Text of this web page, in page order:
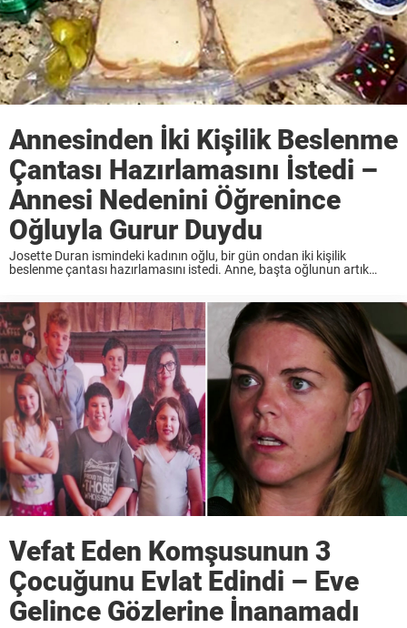
Annesinden İki Kişilik Beslenme
Çantası Hazırlamasını İstedi –
Annesi Nedenini Öğrenince
Oğluyla Gurur Duydu
Josette Duran ismindeki kadının oğlu, bir gün ondan iki kişilik
beslenme çantası hazırlamasını istedi. Anne, başta oğlunun artık
anlayınca ...
Vefat Eden Komşusunun 3
Çocuğunu Evlat Edindi – Eve
Gelince Gözlerine İnanamadı